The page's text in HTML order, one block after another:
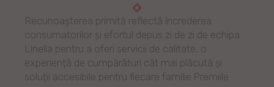
Recunoașterea primită reflectă încrederea
consumatorilor și efortul depus zi de zi de echipa
Linella pentru a oferi servicii de calitate, o
experiență de cumpărături cât mai plăcută și
soluții accesibile pentru fiecare familie.Premiile